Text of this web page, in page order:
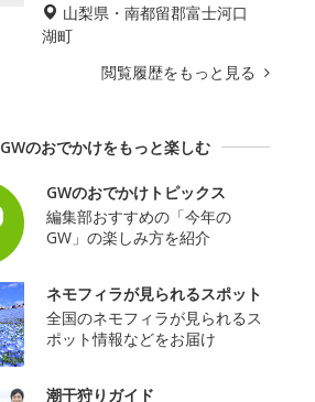
山梨県・南都留郡富士河口
湖町
閲覧履歴をもっと見る
GWのおでかけをもっと楽しむ
GWのおでかけトピックス
編集部おすすめの「今年の
GW」の楽しみ方を紹介
ネモフィラが見られるスポット
全国のネモフィラが見られるス
ポット情報などをお届け
潮干狩りガイド